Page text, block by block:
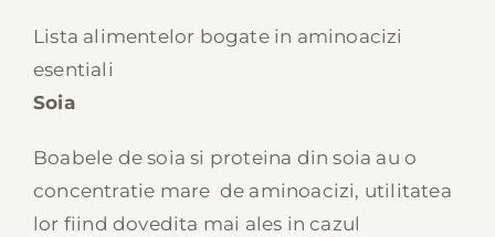
Lista alimentelor bogate in aminoacizi
esentiali
Soia
Boabele de soia si proteina din soia au o
concentratie mare de aminoacizi, utilitatea
lor fiind dovedita mai ales in cazul